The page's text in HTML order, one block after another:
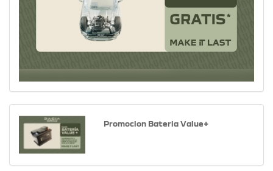
Promocion Bateria Value+